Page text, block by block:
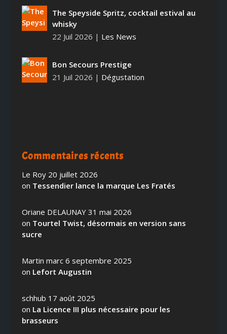
The Speyside Spritz, cocktail estival au
whisky
22 Juil 2026 | Les News
Bon Secours Prestige
21 Juil 2026 | Dégustation
Commentaires récents
Le Roy 20 juillet 2026
on Tessendier lance la marque Les Fratés
Oriane DELAUNAY 31 mai 2026
on Tourtel Twist, désormais en version sans
sucre
Martin marc 6 septembre 2025
on Lefort Augustin
schhub 17 août 2025
on La Licence III plus nécessaire pour les
brasseurs